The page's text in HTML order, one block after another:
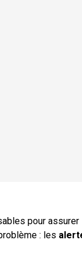
pour
: les